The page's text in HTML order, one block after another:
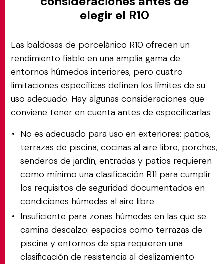
elegir el R10
Las baldosas de porcelánico R10 ofrecen un
rendimiento fiable en una amplia gama de
entornos húmedos interiores, pero cuatro
limitaciones específicas definen los límites de su
uso adecuado. Hay algunas consideraciones que
conviene tener en cuenta antes de especificarlas:
No es adecuado para uso en exteriores: patios,
terrazas de piscina, cocinas al aire libre, porches,
senderos de jardín, entradas y patios requieren
como mínimo una clasificación R11 para cumplir
los requisitos de seguridad documentados en
condiciones húmedas al aire libre
Insuficiente para zonas húmedas en las que se
camina descalzo: espacios como terrazas de
piscina y entornos de spa requieren una
clasificación de resistencia al deslizamiento